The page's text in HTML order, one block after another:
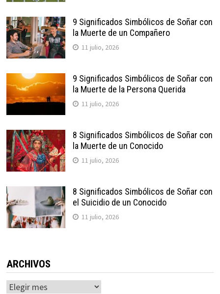
9 Significados Simbólicos de Soñar con
la Muerte de un Compañero
11 julio, 2026
9 Significados Simbólicos de Soñar con
la Muerte de la Persona Querida
11 julio, 2026
8 Significados Simbólicos de Soñar con
la Muerte de un Conocido
11 julio, 2026
8 Significados Simbólicos de Soñar con
el Suicidio de un Conocido
11 julio, 2026
ARCHIVOS
Archivos